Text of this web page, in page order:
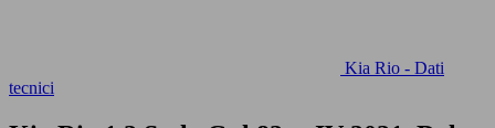
Kia Rio - Dati
tecnici